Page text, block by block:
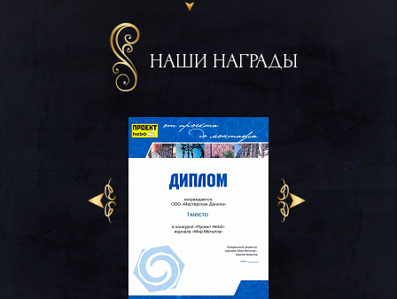
НАШИ НАГРАДЫ